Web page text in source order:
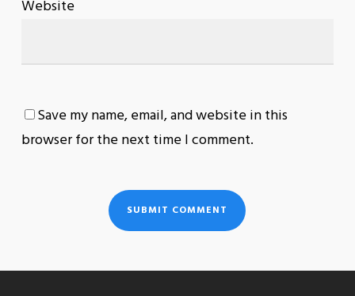
Website
Save my name, email, and website in this
browser for the next time I comment.